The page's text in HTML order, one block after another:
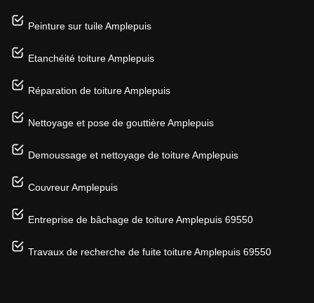
Peinture sur tuile Amplepuis
Etanchéité toiture Amplepuis
Réparation de toiture Amplepuis
Nettoyage et pose de gouttière Amplepuis
Demoussage et nettoyage de toiture Amplepuis
Couvreur Amplepuis
Entreprise de bâchage de toiture Amplepuis 69550
Travaux de recherche de fuite toiture Amplepuis 69550